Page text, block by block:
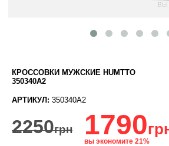
КРОССОВКИ МУЖСКИЕ HUMTTO
350340A2
АРТИКУЛ: 350340A2
2250грн 1790
вы экономите 21%